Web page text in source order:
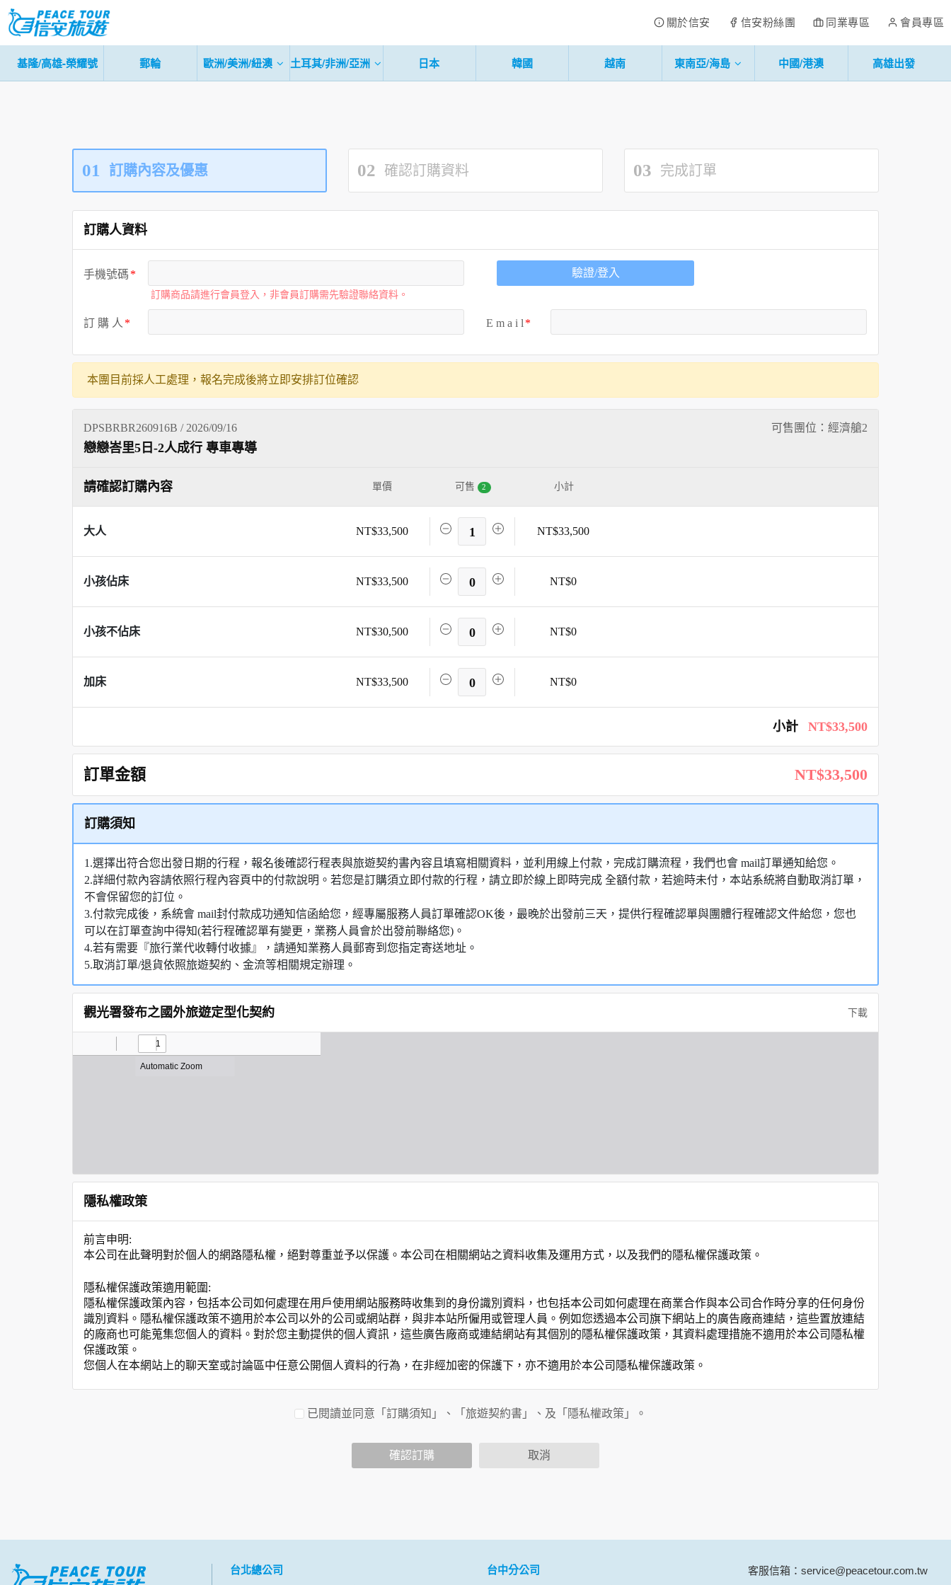
關於信安 信安粉絲團 同業專區 會員專區
基隆/高雄-榮耀號 郵輪 歐洲/美洲/紐澳 土耳其/非洲/亞洲 日本 韓國 越南 東南亞/海島 中國/港澳 高雄出發
01 訂購內容及優惠 02 確認訂購資料 03 完成訂單
訂購人資料
手機號碼
訂購商品請進行會員登入，非會員訂購需先驗證聯絡資料。
驗證/登入
訂 購 人 E m a i l
本團目前採人工處理，報名完成後將立即安排訂位確認
DPSBRBR260916B / 2026/09/16 可售團位：經濟艙2
戀戀峇里5日-2人成行 專車專導
請確認訂購內容 單價 可售 2 小計
大人 NT$33,500 1 NT$33,500
小孩佔床 NT$33,500 0 NT$0
小孩不佔床 NT$30,500 0 NT$0
加床 NT$33,500 0 NT$0
小計 NT$33,500
訂單金額 NT$33,500
訂購須知
1.選擇出符合您出發日期的行程，報名後確認行程表與旅遊契約書內容且填寫相關資料，並利用線上付款，完成訂購流程，我們也會 mail訂單通知給您。
2.詳細付款內容請依照行程內容頁中的付款說明。若您是訂購須立即付款的行程，請立即於線上即時完成 全額付款，若逾時未付，本站系統將自動取消訂單，
不會保留您的訂位。
3.付款完成後，系統會 mail封付款成功通知信函給您，經專屬服務人員訂單確認OK後，最晚於出發前三天，提供行程確認單與團體行程確認文件給您，您也
可以在訂單查詢中得知(若行程確認單有變更，業務人員會於出發前聯絡您)。
4.若有需要『旅行業代收轉付收據』，請通知業務人員郵寄到您指定寄送地址。
5.取消訂單/退貨依照旅遊契約、金流等相關規定辦理。
觀光署發布之國外旅遊定型化契約 下載
隱私權政策
前言申明:
本公司在此聲明對於個人的網路隱私權，絕對尊重並予以保護。本公司在相關網站之資料收集及運用方式，以及我們的隱私權保護政策。
隱私權保護政策適用範圍:
隱私權保護政策內容，包括本公司如何處理在用戶使用網站服務時收集到的身份識別資料，也包括本公司如何處理在商業合作與本公司合作時分享的任何身份
識別資料。隱私權保護政策不適用於本公司以外的公司或網站群，與非本站所僱用或管理人員。例如您透過本公司旗下網站上的廣告廠商連結，這些置放連結
的廠商也可能蒐集您個人的資料。對於您主動提供的個人資訊，這些廣告廠商或連結網站有其個別的隱私權保護政策，其資料處理措施不適用於本公司隱私權
保護政策。
您個人在本網站上的聊天室或討論區中任意公開個人資料的行為，在非經加密的保護下，亦不適用於本公司隱私權保護政策。
為了在本網站提供您最佳的互動性服務，可能會請您提供相關個人的資料，其範圍如下：
於一般瀏覽時，伺服器會自行記錄相關行徑，包括您使用連線設備的 IP 位址、使用時間、使用的瀏覽器、瀏覽及點選資料記錄等，做為我們增進網站服務的
當客戶在本網站註冊時，我們會取得您的姓名、電話、住址、身份證字號、電子郵件、出生日期、性別、行業等相關資料，當您註冊成功，並登入使用我們的
登入使用我們的服務後，本網站即取得您的資料。
已閱讀並同意「訂購須知」、「旅遊契約書」、及「隱私權政策」。
確認訂購 取消
台北總公司
台中分公司
客服信箱：service@peacetour.com.tw